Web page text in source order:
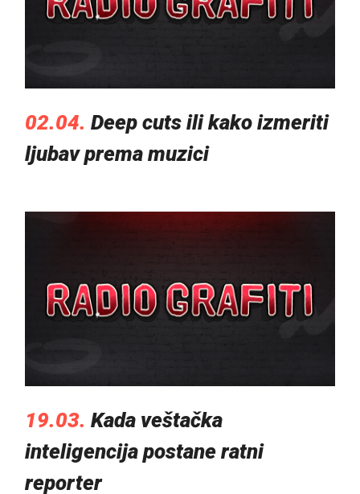
02.04. Deep cuts ili kako izmeriti
ljubav prema muzici
19.03. Kada veštačka
inteligencija postane ratni
reporter